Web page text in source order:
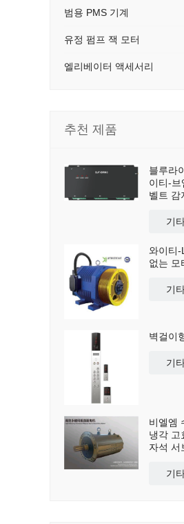
범용 PMS 기계
유정 펌프 잭 모터
엘리베이터 액세서리
추천 제품
블루라
이티-브
벨트 감
기
와이티-
없는 모
기
벽걸이
기
비엘엠
냉각 고
자석 서
기